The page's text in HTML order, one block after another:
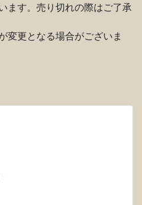
ます。売り切れの際はご了承
変更となる場合がございま